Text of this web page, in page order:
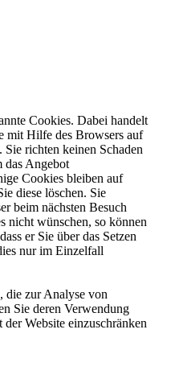
Cookies. Dabei handelt
mit Hilfe des Browsers auf
richten keinen Schaden
das Angebot
Cookies bleiben auf
diese löschen. Sie
beim nächsten Besuch
nicht wünschen, so können
er Sie über das Setzen
nur im Einzelfall
die zur Analyse von
Sie deren Verwendung
Website einzuschränken